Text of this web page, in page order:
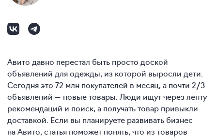
Авито давно перестал быть просто доской
объявлений для одежды, из которой выросли дети.
Сегодня это 72 млн покупателей в месяц, а почти 2/3
объявлений — новые товары. Люди ищут через ленту
рекомендаций и поиск, а получать товар привыкли
доставкой. Если вы планируете развивать бизнес
на Авито, статья поможет понять, что из товаров